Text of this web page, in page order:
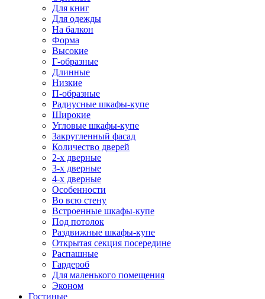
Для книг
Для одежды
На балкон
Форма
Высокие
Г-образные
Длинные
Низкие
П-образные
Радиусные шкафы-купе
Широкие
Угловые шкафы-купе
Закругленный фасад
Количество дверей
2-х дверные
3-х дверные
4-х дверные
Особенности
Во всю стену
Встроенные шкафы-купе
Под потолок
Раздвижные шкафы-купе
Открытая секция посередине
Распашные
Гардероб
Для маленького помещения
Эконом
Гостиные